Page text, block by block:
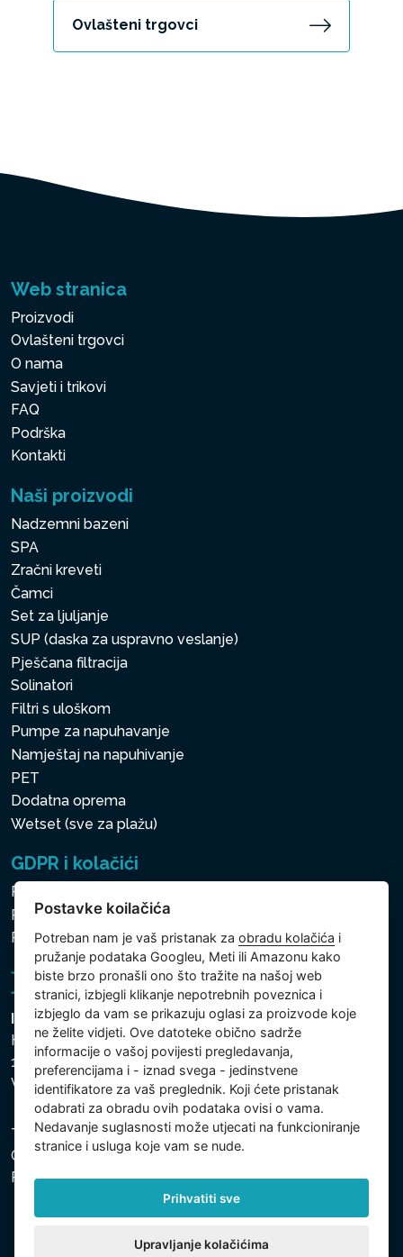
Ovlašteni trgovci
Web stranica
Proizvodi
Ovlašteni trgovci
O nama
Savjeti i trikovi
FAQ
Podrška
Kontakti
Naši proizvodi
Nadzemni bazeni
SPA
Zračni kreveti
Čamci
Set za ljuljanje
SUP (daska za uspravno veslanje)
Pješčana filtracija
Solinatori
Filtri s uloškom
Pumpe za napuhavanje
Namještaj na napuhivanje
PET
Dodatna oprema
Wetset (sve za plažu)
GDPR i kolačići
Pravila zaštite osobnih i drugih obrađivanih podataka
Politika kolačića
Postavke koilačića
Intex Trading, s.r.o.
Hradecká 2526/3
130 00 Praha 3
Vinohrady - Česká republika
Tvrtka je registrirana pri Općinskom sudu u Pragu, Odjel
C, uložak 74759. Identifikacijski broj tvrtke: 26150808,
Porezni identifikacijski broj: CZ26150808.
Postavke koilačića
Potreban nam je vaš pristanak zaobradu kolačića i
pružanje podataka Googleu, Meti ili Amazonu kako
biste brzo pronašli ono što tražite na našoj web
stranici, izbjegli klikanje nepotrebnih poveznica i
izbjeglo da vam se prikazuju oglasi za proizvode koje
ne želite vidjeti. Ove datoteke obično sadrže
informacije o vašoj povijesti pregledavanja,
preferencijama i - iznad svega - jedinstvene
identifikatore za vaš preglednik. Koji ćete pristanak
odabrati za obradu ovih podataka ovisi o vama.
Nedavanje suglasnosti može utjecati na funkcioniranje
stranice i usluga koje vam se nude.
Prihvatiti sve
Upravljanje kolačićima